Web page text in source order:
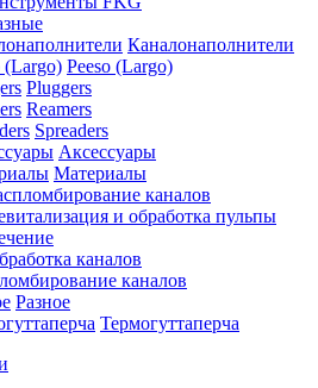
Каналонаполнители
Peeso (Largo)
Pluggers
Reamers
Spreaders
Аксессуары
Материалы
каналов
и обработка пульпы
каналов
каналов
Разное
Термогуттаперча